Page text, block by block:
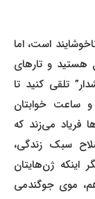
است، اما
نیست. اگر زیر 25 سال هستید و تارهای
تلقی کنید تا
خوابتان
می‌زند که
سبک زندگی،
ژن‌هایتان
موی جوگندمی